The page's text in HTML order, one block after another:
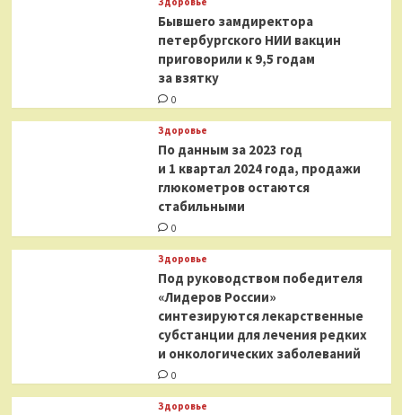
Бывшего замдиректора
петербургского НИИ вакцин
приговорили к 9,5 годам
за взятку
0
Здоровье
По данным за 2023 год
и 1 квартал 2024 года, продажи
глюкометров остаются
стабильными
0
Здоровье
Под руководством победителя
«Лидеров России»
синтезируются лекарственные
субстанции для лечения редких
и онкологических заболеваний
0
Здоровье